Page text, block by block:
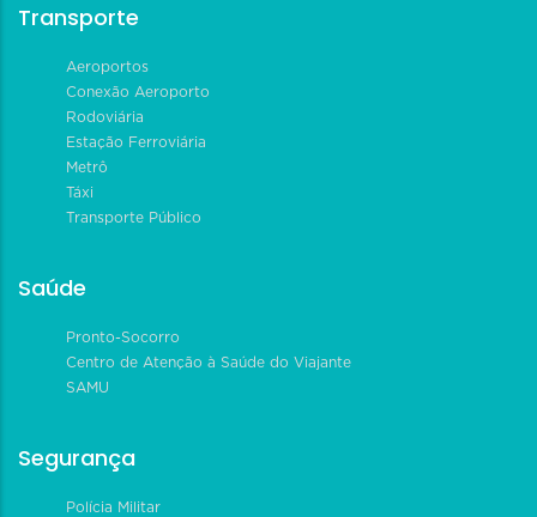
Transporte
Aeroportos
Conexão Aeroporto
Rodoviária
Estação Ferroviária
Metrô
Táxi
Transporte Público
Saúde
Pronto-Socorro
Centro de Atenção à Saúde do Viajante
SAMU
Segurança
Polícia Militar